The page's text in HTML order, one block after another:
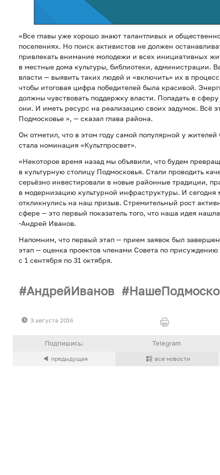
«Все главы уже хорошо знают талантливых и
поселениях. Но поиск активистов не должен
привлекать внимание молодежи и всех инициативных
в местные дома культуры, библиотеки, администрации.
власти — выявить таких людей и «включить» их в
чтобы итоговая цифра победителей была красивой.
должны чувствовать поддержку власти. Попадать в
они. И иметь ресурс на реализацию своих задумок. Всё
Подмосковье », — сказал глава района.
Он отметил, что в этом году самой популярной у
стала номинация «Культпросвет».
«Некоторое время назад мы объявили, что будем
в культурную столицу Подмосковья. Стали проводить
серьёзно инвестировали в новые районные традиции,
в модернизацию культурной инфраструктуры. И
откликнулись на наш призыв. Стремительный рост
сфере — это первый показатель того, что наша идея
-Андрей Иванов.
Напомним, что первый этап — прием заявок был завершен
этап — оценка проектов членами Совета по
с 1 сентября по 31 октября.
АндрейИванов
3 августа 2016